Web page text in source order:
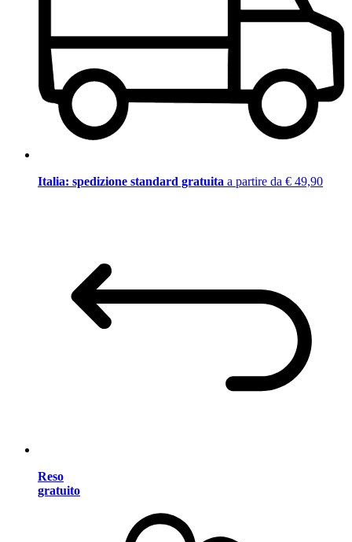
Italia: spedizione standard gratuita a partire da € 49,90
Reso
gratuito